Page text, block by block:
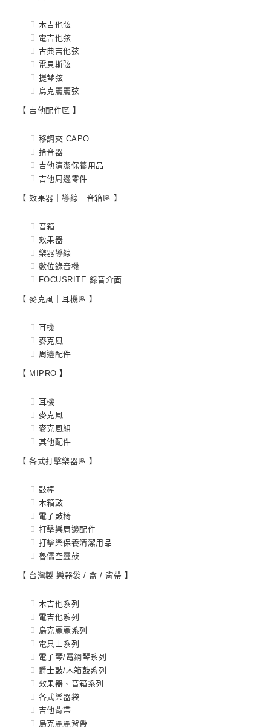
木吉他弦
電吉他弦
古典吉他弦
電貝斯弦
提琴弦
烏克麗麗弦
【 吉他配件區 】
移調夾 CAPO
拾音器
吉他清潔保養用品
吉他周邊零件
【 效果器｜導線｜音箱區 】
音箱
效果器
樂器導線
數位錄音機
FOCUSRITE 錄音介面
【 麥克風｜耳機區 】
耳機
麥克風
周邊配件
【 MIPRO 】
耳機
麥克風
麥克風組
其他配件
【 各式打擊樂器區 】
鼓棒
木箱鼓
電子鼓椅
打擊樂周邊配件
打擊樂保養清潔用品
魯儒空靈鼔
【 台灣製 樂器袋 / 盒 / 背帶 】
木吉他系列
電吉他系列
烏克麗麗系列
電貝士系列
電子琴/電鋼琴系列
爵士鼓/木箱鼓系列
效果器、音箱系列
各式樂器袋
吉他背帶
烏克麗麗背帶